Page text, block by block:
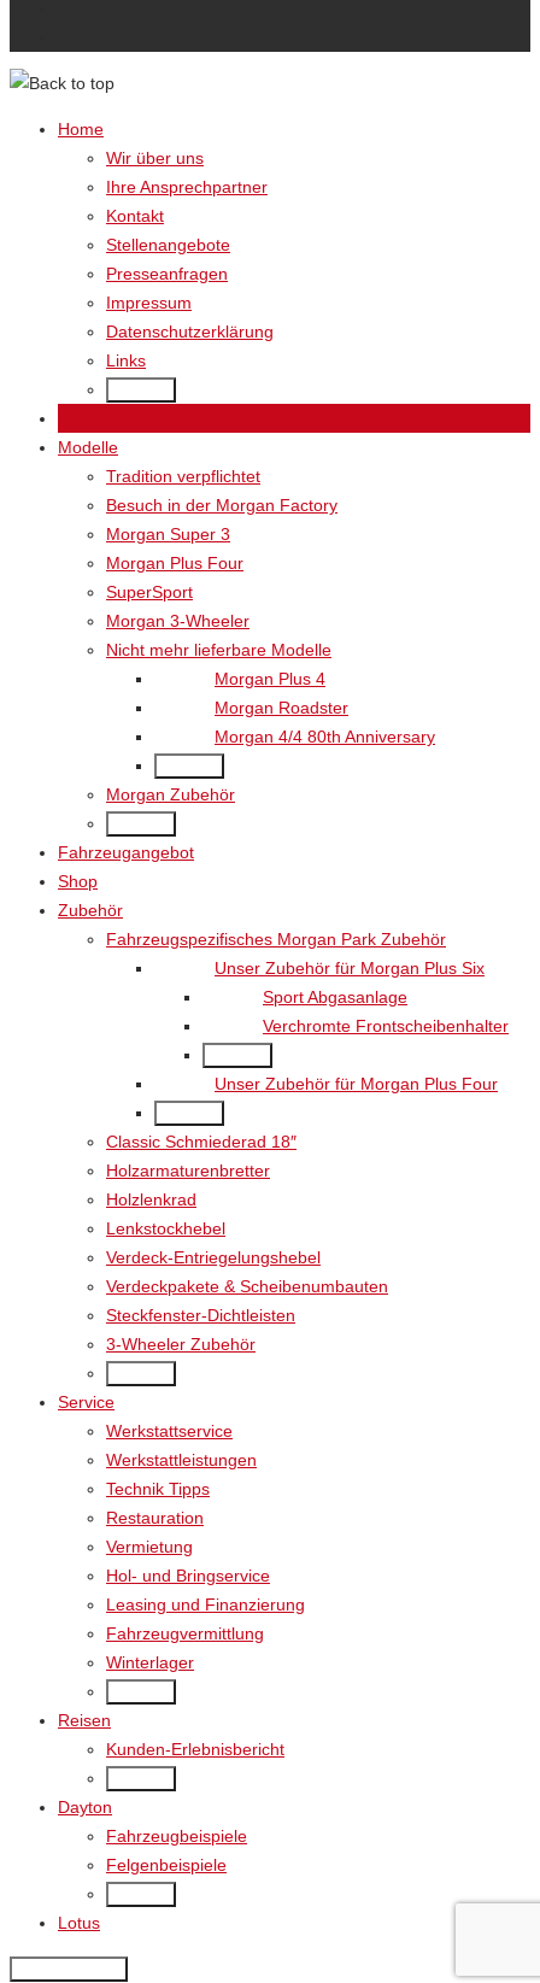
Home
Wir über uns
Ihre Ansprechpartner
Kontakt
Stellenangebote
Presseanfragen
Impressum
Datenschutzerklärung
Links
Modelle
Tradition verpflichtet
Besuch in der Morgan Factory
Morgan Super 3
Morgan Plus Four
SuperSport
Morgan 3-Wheeler
Nicht mehr lieferbare Modelle
Morgan Plus 4
Morgan Roadster
Morgan 4/4 80th Anniversary
Morgan Zubehör
Fahrzeugangebot
Shop
Zubehör
Fahrzeugspezifisches Morgan Park Zubehör
Unser Zubehör für Morgan Plus Six
Sport Abgasanlage
Verchromte Frontscheibenhalter
Unser Zubehör für Morgan Plus Four
Classic Schmiederad 18″
Holzarmaturenbretter
Holzlenkrad
Lenkstockhebel
Verdeck-Entriegelungshebel
Verdeckpakete & Scheibenumbauten
Steckfenster-Dichtleisten
3-Wheeler Zubehör
Service
Werkstattservice
Werkstattleistungen
Technik Tipps
Restauration
Vermietung
Hol- und Bringservice
Leasing und Finanzierung
Fahrzeugvermittlung
Winterlager
Reisen
Kunden-Erlebnisbericht
Dayton
Fahrzeugbeispiele
Felgenbeispiele
Lotus